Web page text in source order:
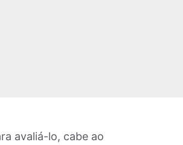
avaliá-lo, cabe ao